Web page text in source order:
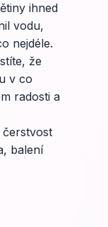
ihned
vodu,
nejdéle.
že
v co
radosti a
balení